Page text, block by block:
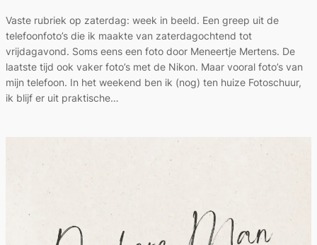
Vaste rubriek op zaterdag: week in beeld. Een greep uit de
telefoonfoto’s die ik maakte van zaterdagochtend tot
vrijdagavond. Soms eens een foto door Meneertje Mertens. De
laatste tijd ook vaker foto’s met de Nikon. Maar vooral foto’s van
mijn telefoon. In het weekend ben ik (nog) ten huize Fotoschuur,
ik blijf er uit praktische…